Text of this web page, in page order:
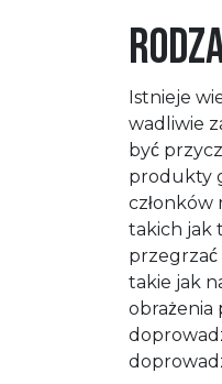
Istnieje
wadliwie
być
produkty
członków
takich jak
przegrzać
takie jak
obrażenia